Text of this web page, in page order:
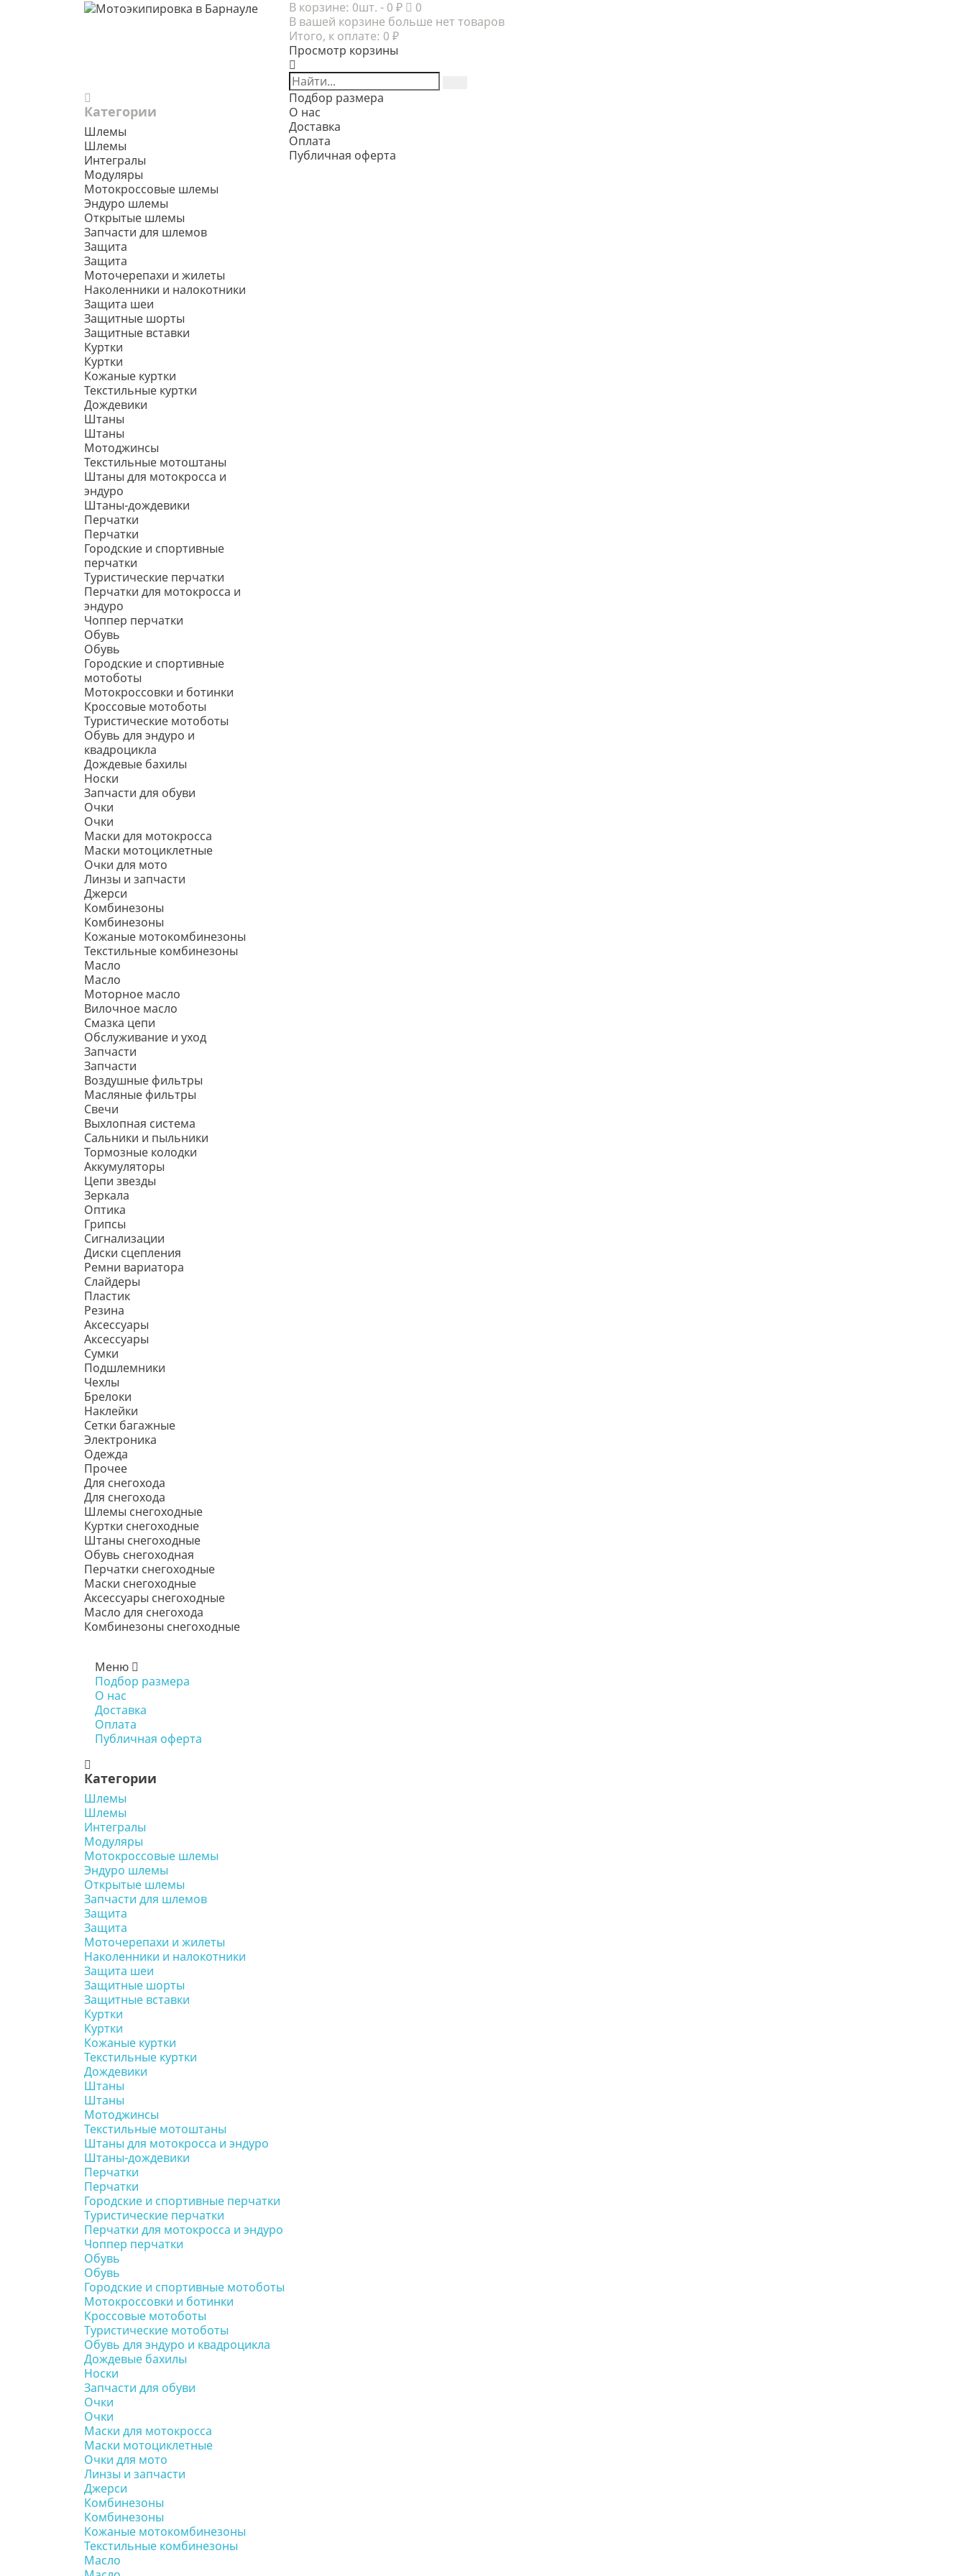
В корзине: 0шт. - 0 ₽
0
В вашей корзине больше нет товаров
Итого, к оплате: 0 ₽
Просмотр корзины
Категории
Шлемы
Шлемы
Интегралы
Модуляры
Мотокроссовые шлемы
Эндуро шлемы
Открытые шлемы
Запчасти для шлемов
Защита
Защита
Моточерепахи и жилеты
Наколенники и налокотники
Защита шеи
Защитные шорты
Защитные вставки
Куртки
Куртки
Кожаные куртки
Текстильные куртки
Дождевики
Штаны
Штаны
Мотоджинсы
Текстильные мотоштаны
Штаны для мотокросса и
эндуро
Штаны-дождевики
Перчатки
Перчатки
Городские и спортивные
перчатки
Туристические перчатки
Перчатки для мотокросса и
эндуро
Чоппер перчатки
Обувь
Обувь
Городские и спортивные
мотоботы
Мотокроссовки и ботинки
Кроссовые мотоботы
Туристические мотоботы
Обувь для эндуро и
квадроцикла
Дождевые бахилы
Носки
Запчасти для обуви
Очки
Очки
Маски для мотокросса
Маски мотоциклетные
Очки для мото
Линзы и запчасти
Джерси
Комбинезоны
Комбинезоны
Кожаные мотокомбинезоны
Текстильные комбинезоны
Масло
Масло
Моторное масло
Вилочное масло
Смазка цепи
Обслуживание и уход
Запчасти
Запчасти
Воздушные фильтры
Масляные фильтры
Свечи
Выхлопная система
Сальники и пыльники
Тормозные колодки
Аккумуляторы
Цепи звезды
Зеркала
Оптика
Грипсы
Сигнализации
Диски сцепления
Ремни вариатора
Слайдеры
Пластик
Резина
Аксессуары
Аксессуары
Сумки
Подшлемники
Чехлы
Брелоки
Наклейки
Сетки багажные
Электроника
Одежда
Прочее
Для снегохода
Для снегохода
Шлемы снегоходные
Куртки снегоходные
Штаны снегоходные
Обувь снегоходная
Перчатки снегоходные
Маски снегоходные
Аксессуары снегоходные
Масло для снегохода
Комбинезоны снегоходные
Подбор размера
О нас
Доставка
Оплата
Публичная оферта
Меню
Подбор размера
О нас
Доставка
Оплата
Публичная оферта
Категории
Шлемы
Шлемы
Интегралы
Модуляры
Мотокроссовые шлемы
Эндуро шлемы
Открытые шлемы
Запчасти для шлемов
Защита
Защита
Моточерепахи и жилеты
Наколенники и налокотники
Защита шеи
Защитные шорты
Защитные вставки
Куртки
Куртки
Кожаные куртки
Текстильные куртки
Дождевики
Штаны
Штаны
Мотоджинсы
Текстильные мотоштаны
Штаны для мотокросса и эндуро
Штаны-дождевики
Перчатки
Перчатки
Городские и спортивные перчатки
Туристические перчатки
Перчатки для мотокросса и эндуро
Чоппер перчатки
Обувь
Обувь
Городские и спортивные мотоботы
Мотокроссовки и ботинки
Кроссовые мотоботы
Туристические мотоботы
Обувь для эндуро и квадроцикла
Дождевые бахилы
Носки
Запчасти для обуви
Очки
Очки
Маски для мотокросса
Маски мотоциклетные
Очки для мото
Линзы и запчасти
Джерси
Комбинезоны
Комбинезоны
Кожаные мотокомбинезоны
Текстильные комбинезоны
Масло